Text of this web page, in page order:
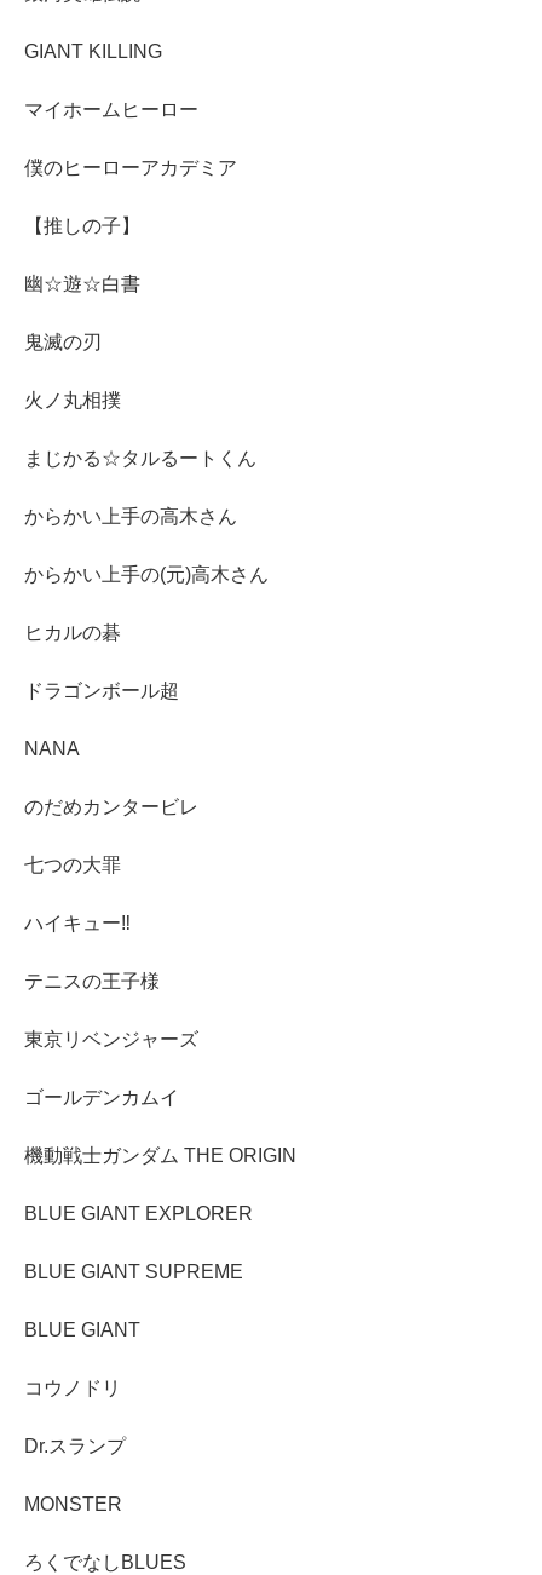
GIANT KILLING
マイホームヒーロー
僕のヒーローアカデミア
【推しの子】
幽☆遊☆白書
鬼滅の刃
火ノ丸相撲
まじかる☆タルるートくん
からかい上手の高木さん
からかい上手の(元)高木さん
ヒカルの碁
ドラゴンボール超
NANA
のだめカンタービレ
七つの大罪
ハイキュー‼︎
テニスの王子様
東京リベンジャーズ
ゴールデンカムイ
機動戦士ガンダム THE ORIGIN
BLUE GIANT EXPLORER
BLUE GIANT SUPREME
BLUE GIANT
コウノドリ
Dr.スランプ
MONSTER
ろくでなしBLUES